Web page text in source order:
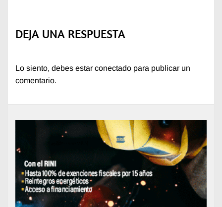
DEJA UNA RESPUESTA
Lo siento, debes estar conectado para publicar un
comentario.